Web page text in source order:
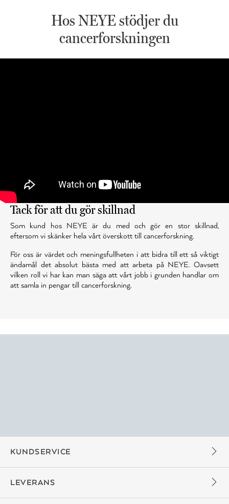
Hos NEYE stödjer du
cancerforskningen
Tack för att du gör skillnad
Som kund hos NEYE är du med och gör en stor skillnad,
eftersom vi skänker hela vårt överskott till cancerforskning.
För oss är värdet och meningsfullheten i att bidra till ett så viktigt
ändamål det absolut bästa med att arbeta på NEYE. Oavsett
vilken roll vi har kan man säga att vårt jobb i grunden handlar om
att samla in pengar till cancerforskning.
KUNDSERVICE
LEVERANS